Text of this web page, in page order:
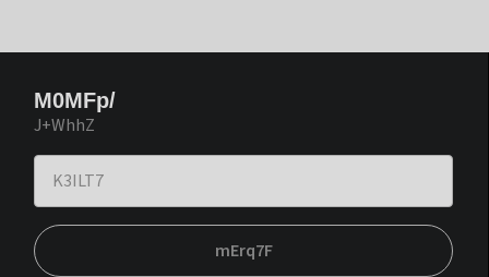
M0MFp/
J+WhhZ
mErq7F